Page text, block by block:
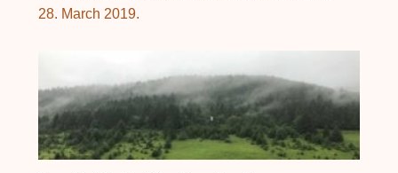
28. March 2019.